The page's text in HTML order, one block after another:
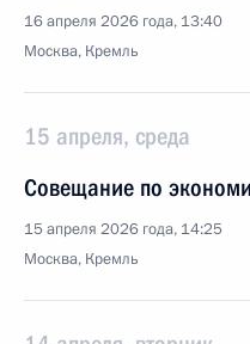
16 апреля 2026 года, 13:40
Москва, Кремль
15 апреля, среда
Совещание по
15 апреля 2026 года, 14:25
Москва, Кремль